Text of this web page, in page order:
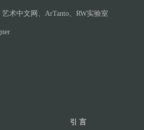
术中文网、ArTanto、RW实验室
引 言